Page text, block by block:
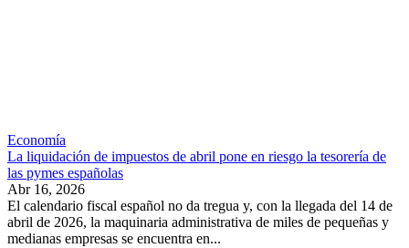
Economía
La liquidación de impuestos de abril pone en riesgo la tesorería de
las pymes españolas
Abr 16, 2026
El calendario fiscal español no da tregua y, con la llegada del 14 de
abril de 2026, la maquinaria administrativa de miles de pequeñas y
medianas empresas se encuentra en...